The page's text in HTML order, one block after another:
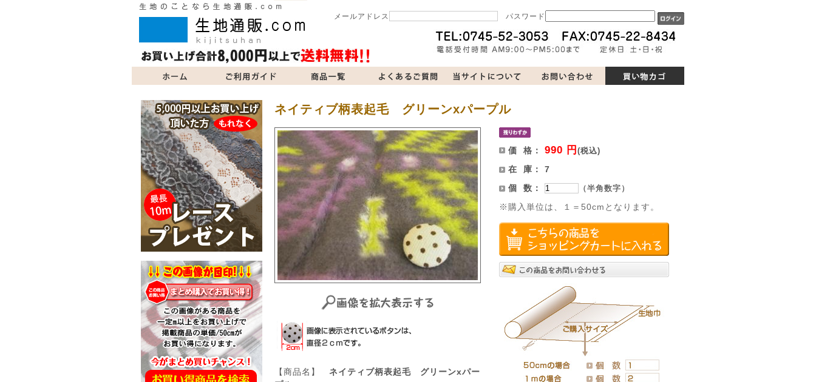
メールアドレス パスワード
よくあるご質問 当サイトについて お問い合わせ 買い物カゴ
ネイティブ柄表起毛 グリーンxパープル
【商品名】 ネイティブ柄表起毛 グリーンxパー
価 格： 990 円 (税込)
在 庫： 7
個 数：
（半角数字）
※購入単位は、１＝50cmとなります。